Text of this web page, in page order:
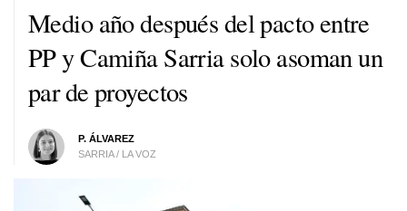
Medio año después del pacto entre
PP y Camiña Sarria solo asoman un
par de proyectos
P. ÁLVAREZ
SARRIA / LA VOZ